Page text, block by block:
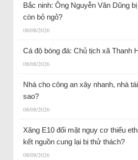
Bắc ninh: Ông Nguyễn Văn Dũng
còn bỏ ngỏ?
08/08/2026
Cá độ bóng đá: Chủ tịch xã Thanh
08/08/2026
Nhà cho công an xây nhanh, nhà
sao?
08/08/2026
Xăng E10 đối mặt nguy cơ thiếu
kết nguồn cung lại bị thử thách?
08/08/2026